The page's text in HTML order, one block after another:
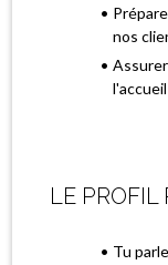
nos
LE PROFIL
Tu